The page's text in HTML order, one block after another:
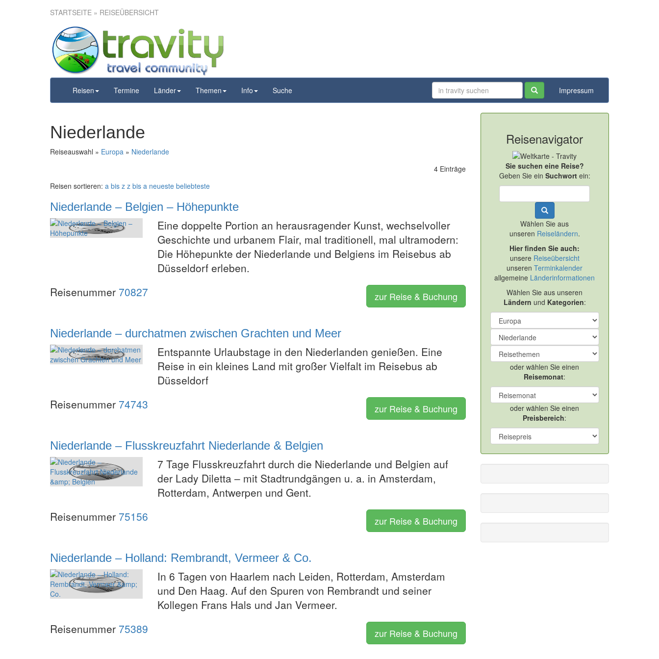
STARTSEITE » REISEÜBERSICHT
Reisen Termine Länder Themen Info Suche Impressum
Niederlande
Reiseauswahl » Europa » Niederlande
4 Einträge
Reisen sortieren: a bis z z bis a neueste beliebteste
Niederlande – Belgien – Höhepunkte
Eine doppelte Portion an herausragender Kunst, wechselvoller
Geschichte und urbanem Flair, mal traditionell, mal ultramodern:
Die Höhepunkte der Niederlande und Belgiens im Reisebus ab
Düsseldorf erleben.
Reisenummer 70827 zur Reise & Buchung
Niederlande – durchatmen zwischen Grachten und Meer
Entspannte Urlaubstage in den Niederlanden genießen. Eine
Reise in ein kleines Land mit großer Vielfalt im Reisebus ab
Düsseldorf
Reisenummer 74743 zur Reise & Buchung
Niederlande – Flusskreuzfahrt Niederlande & Belgien
7 Tage Flusskreuzfahrt durch die Niederlande und Belgien auf
der Lady Diletta – mit Stadtrundgängen u. a. in Amsterdam,
Rotterdam, Antwerpen und Gent.
Reisenummer 75156 zur Reise & Buchung
Niederlande – Holland: Rembrandt, Vermeer & Co.
In 6 Tagen von Haarlem nach Leiden, Rotterdam, Amsterdam
und Den Haag. Auf den Spuren von Rembrandt und seiner
Kollegen Frans Hals und Jan Vermeer.
Reisenummer 75389 zur Reise & Buchung
Reisenavigator
Sie suchen eine Reise?
Geben Sie ein Suchwortein:
Wählen Sie aus
unseren Reiseländern.
Hier finden Sie auch:
unsere Reiseübersicht
unserenTerminkalender
allgemeine Länderinformationen
Wählen Sie aus unseren
Ländern und Kategorien:
oder wählen Sie einen
Reisemonat:
oder wählen Sie einen
Preisbereich: